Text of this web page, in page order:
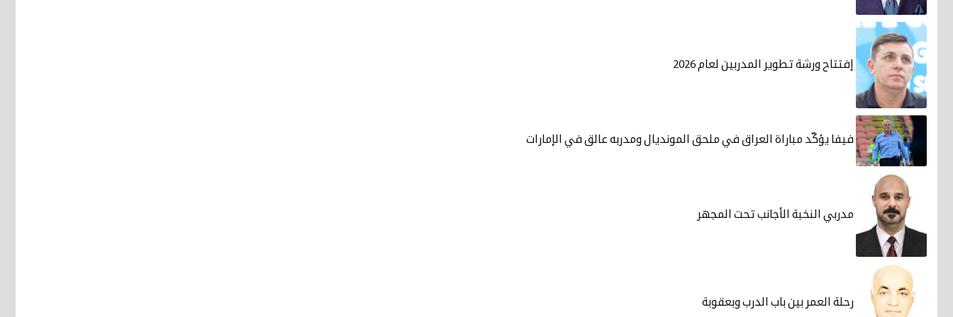
إفتتاح ورشة تطوير المدربين لعام 2026
فيفا يؤكّد مباراة العراق في ملحق المونديال ومدربه عالق في الإمارات
مدربي النخبة الأجانب تحت المجهر
رحلة العمر بين باب الدرب وبعقوبة